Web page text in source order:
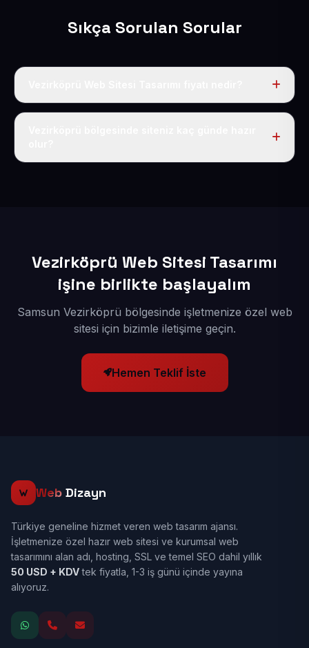
Sıkça Sorulan Sorular
Tek fiyat uygulanır: yıllık 50 USD + KDV. Bu bedele alan
Vezirköprü Web Sitesi Tasarımı
işine birlikte başlayalım
Samsun Vezirköprü bölgesinde işletmenize özel web
sitesi için bizimle iletişime geçin.
Hemen Teklif İste
Web Dizayn
Türkiye geneline hizmet veren web tasarım ajansı.
İşletmenize özel hazır web sitesi ve kurumsal web
tasarımını alan adı, hosting, SSL ve temel SEO dahil yıllık
50 USD + KDVtek fiyatla, 1-3 iş günü içinde yayına
alıyoruz.